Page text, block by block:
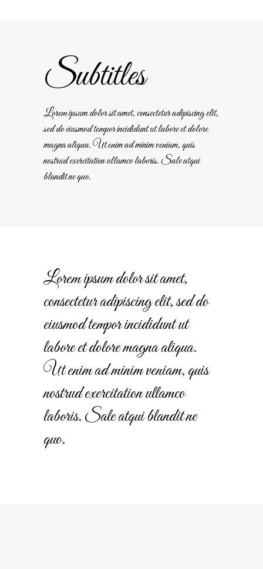
Subtitles
Lorem ipsum dolor sit amet, consectetur adipiscing elit,
sed do eiusmod tempor incididunt ut labore et dolore
magna aliqua. Ut enim ad minim veniam, quis
nostrud exercitation ullamco laboris. Sale atqui
blandit ne quo.
Lorem ipsum dolor sit amet,
consectetur adipiscing elit, sed do
eiusmod tempor incididunt ut
labore et dolore magna aliqua.
Ut enim ad minim veniam, quis
nostrud exercitation ullamco
laboris. Sale atqui blandit ne
quo.